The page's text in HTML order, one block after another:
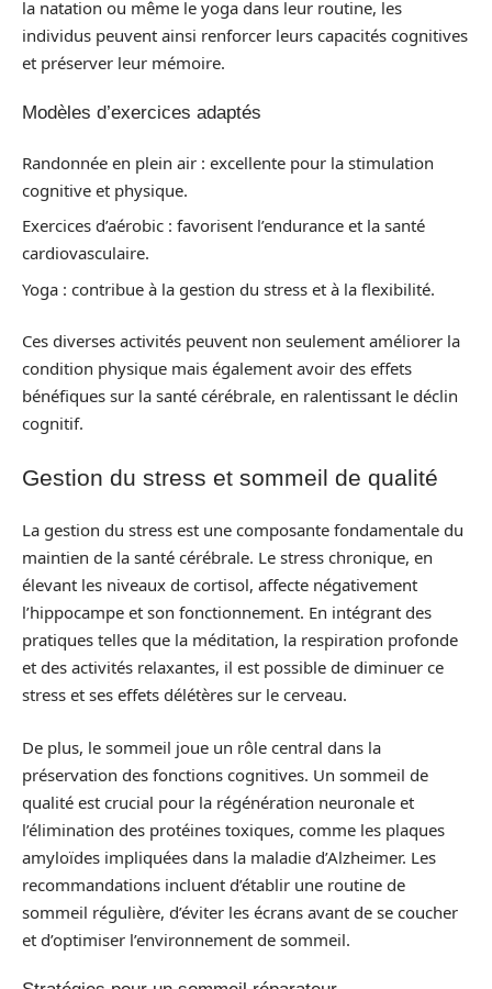
la natation ou même le yoga dans leur routine, les
individus peuvent ainsi renforcer leurs capacités cognitives
et préserver leur mémoire.
Modèles d’exercices adaptés
Randonnée en plein air : excellente pour la stimulation
cognitive et physique.
Exercices d’aérobic : favorisent l’endurance et la santé
cardiovasculaire.
Yoga : contribue à la gestion du stress et à la flexibilité.
Ces diverses activités peuvent non seulement améliorer la
condition physique mais également avoir des effets
bénéfiques sur la santé cérébrale, en ralentissant le déclin
cognitif.
Gestion du stress et sommeil de qualité
La gestion du stress est une composante fondamentale du
maintien de la santé cérébrale. Le stress chronique, en
élevant les niveaux de cortisol, affecte négativement
l’hippocampe et son fonctionnement. En intégrant des
pratiques telles que la méditation, la respiration profonde
et des activités relaxantes, il est possible de diminuer ce
stress et ses effets délétères sur le cerveau.
De plus, le sommeil joue un rôle central dans la
préservation des fonctions cognitives. Un sommeil de
qualité est crucial pour la régénération neuronale et
l’élimination des protéines toxiques, comme les plaques
amyloïdes impliquées dans la maladie d’Alzheimer. Les
recommandations incluent d’établir une routine de
sommeil régulière, d’éviter les écrans avant de se coucher
et d’optimiser l’environnement de sommeil.